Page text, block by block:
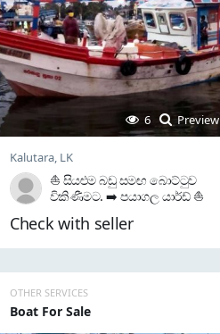
Preview
6
Kalutara, LK
⛵ සියළුම බඩු සමඟ බොට්ටුව
විකිණීමට. ➡️ පයාගල යාර්ඩ් ⛵
යත්ත්‍රාවකි ???? Hino 4 Brand
ඔල්නේටර්, ස්ටාර්ට් මොටර්,
පොම්පස් ) ⛵ icom 710 Redio
⛵ Sun Hung 1098 ...
Check with seller
OTHER SERVICES
Boat For Sale